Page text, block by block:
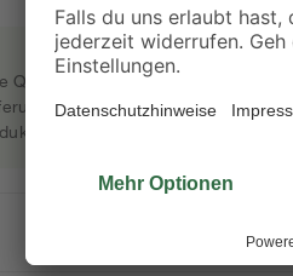
Qualität garantieren. Deswegen
bitten müssen. So kannst du